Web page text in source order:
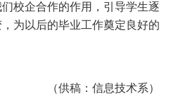
校企合作的作用，引导学生逐
为以后的毕业工作奠定良好的
（供稿：信息技术系）